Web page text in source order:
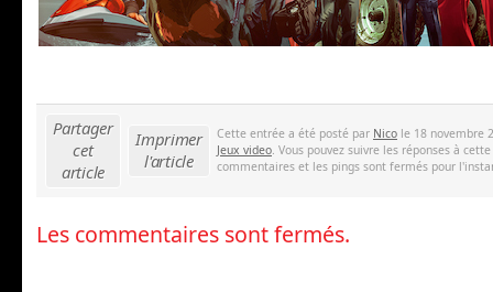
Partager
cet
article
Imprimer
l'article
Cette entrée a été posté par Nico le 18 novembre
Jeux video. Vous pouvez suivre les réponses à
commentaires et les pings sont fermés pour
Les commentaires sont fermés.